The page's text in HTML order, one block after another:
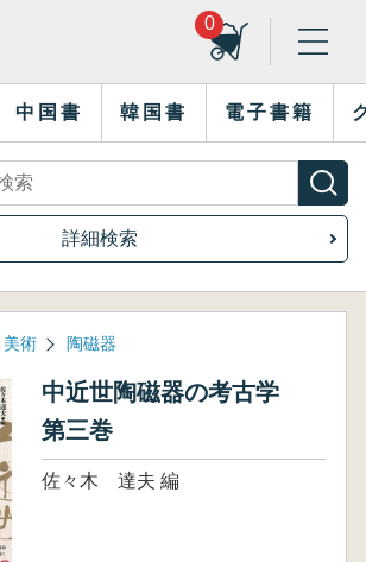
0
中国書 韓国書 電子書籍
詳細検索
美術 陶磁器
中近世陶磁器の考古学
第三巻
佐々木 達夫 編